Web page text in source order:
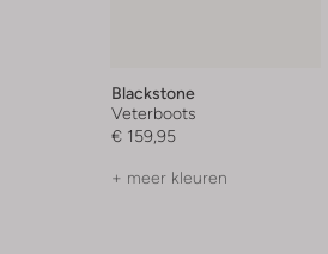
Blackstone
Veterboots
€ 159,95
+ meer kleuren